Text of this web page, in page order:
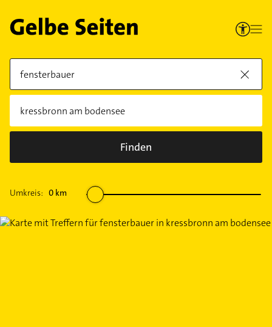
Finden
Umkreis: 0 km